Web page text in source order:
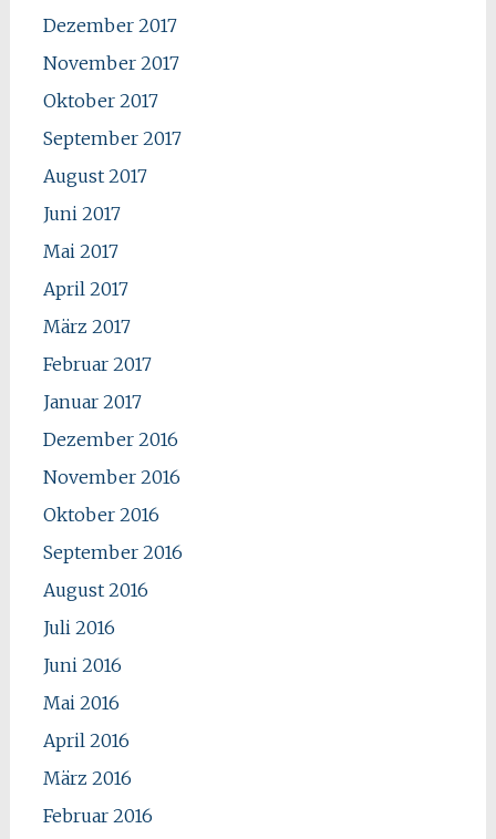
Dezember 2017
November 2017
Oktober 2017
September 2017
August 2017
Juni 2017
Mai 2017
April 2017
März 2017
Februar 2017
Januar 2017
Dezember 2016
November 2016
Oktober 2016
September 2016
August 2016
Juli 2016
Juni 2016
Mai 2016
April 2016
März 2016
Februar 2016